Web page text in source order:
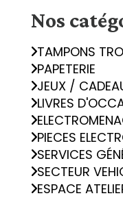
Nos
TAMPONS
PAPETERIE
JEUX /
LIVRES
PIECES
SERVICES
SECTEUR
ESPACE